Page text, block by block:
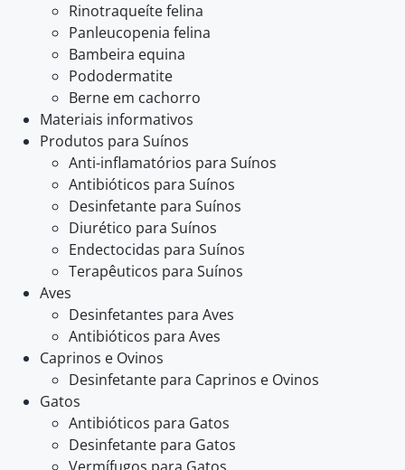
Rinotraqueíte felina
Panleucopenia felina
Bambeira equina
Pododermatite
Berne em cachorro
Materiais informativos
Produtos para Suínos
Anti-inflamatórios para Suínos
Antibióticos para Suínos
Desinfetante para Suínos
Diurético para Suínos
Endectocidas para Suínos
Terapêuticos para Suínos
Aves
Desinfetantes para Aves
Antibióticos para Aves
Caprinos e Ovinos
Desinfetante para Caprinos e Ovinos
Gatos
Antibióticos para Gatos
Desinfetante para Gatos